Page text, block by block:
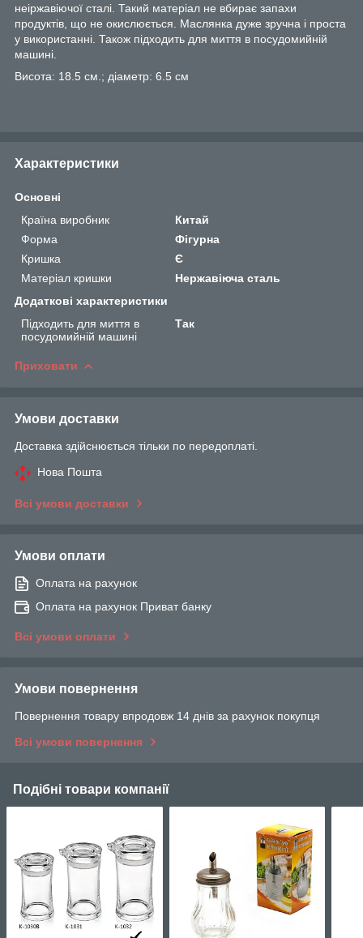
неіржавіючої сталі. Такий матеріал не вбирає запахи
продуктів, що не окислюється. Маслянка дуже зручна і проста
у використанні. Також підходить для миття в посудомийній
машині.
Висота: 18.5 см.; діаметр: 6.5 см
Характеристики
Основні
Країна виробник
Китай
Форма
Фігурна
Кришка
Є
Матеріал кришки
Нержавіюча сталь
Додаткові характеристики
Підходить для миття в
посудомийній машині
Так
Приховати
Умови доставки
Доставка здійснюється тільки по передоплаті.
Нова Пошта
Всі умови доставки
Умови оплати
Оплата на рахунок
Оплата на рахунок Приват банку
Всі умови оплати
Умови повернення
Повернення товару впродовж 14 днів за рахунок покупця
Всі умови повернення
Подібні товари компанії